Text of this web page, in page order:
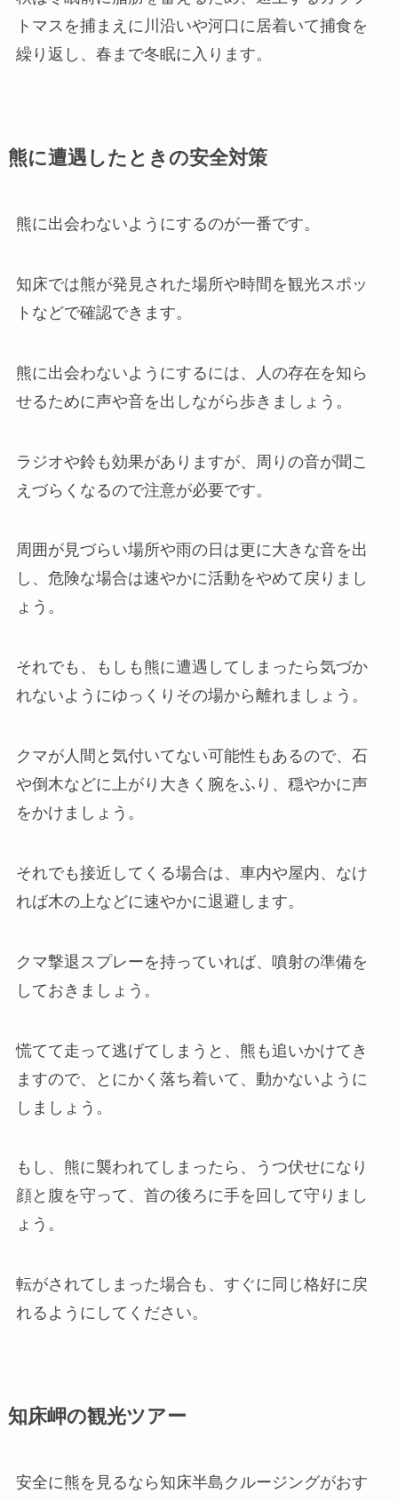
トマスを捕まえに川沿いや河口に居着いて捕食を
繰り返し、春まで冬眠に入ります。
熊に遭遇したときの安全対策
熊に出会わないようにするのが一番です。
知床では熊が発見された場所や時間を観光スポッ
トなどで確認できます。
熊に出会わないようにするには、人の存在を知ら
せるために声や音を出しながら歩きましょう。
ラジオや鈴も効果がありますが、周りの音が聞こ
えづらくなるので注意が必要です。
周囲が見づらい場所や雨の日は更に大きな音を出
し、危険な場合は速やかに活動をやめて戻りまし
ょう。
それでも、もしも熊に遭遇してしまったら気づか
れないようにゆっくりその場から離れましょう。
クマが人間と気付いてない可能性もあるので、石
や倒木などに上がり大きく腕をふり、穏やかに声
をかけましょう。
それでも接近してくる場合は、車内や屋内、なけ
れば木の上などに速やかに退避します。
クマ撃退スプレーを持っていれば、噴射の準備を
しておきましょう。
慌てて走って逃げてしまうと、熊も追いかけてき
ますので、とにかく落ち着いて、動かないように
しましょう。
もし、熊に襲われてしまったら、うつ伏せになり
顔と腹を守って、首の後ろに手を回して守りまし
ょう。
転がされてしまった場合も、すぐに同じ格好に戻
れるようにしてください。
知床岬の観光ツアー
安全に熊を見るなら知床半島クルージングがおす